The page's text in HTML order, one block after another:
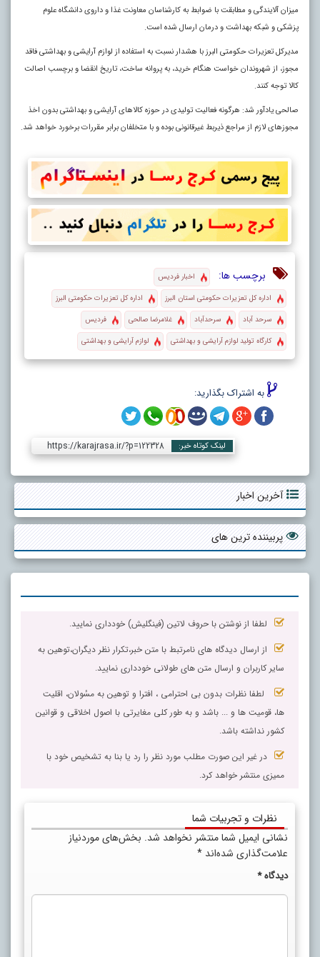
میزان آلایندگی و مطابقت با ضوابط به کارشناسان معاونت غذا و داروی دانشگاه علوم
پزشکی و شبکه بهداشت و درمان ارسال شده است.
مدیرکل تعزیرات حکومتی البرز با هشدار نسبت به استفاده از لوازم آرایشی و بهداشتی فاقد
مجوز، از شهروندان خواست هنگام خرید، به پروانه ساخت، تاریخ انقضا و برچسب اصالت
کالا توجه کنند.
صالحی یادآور شد: هرگونه فعالیت تولیدی در حوزه کالاهای آرایشی و بهداشتی بدون اخذ
مجوزهای لازم از مراجع ذیربط غیرقانونی بوده و با متخلفان برابر مقررات برخورد خواهد شد.
برچسب ها:
اخبار فردیس
اداره کل تعزیرات حکومتی استان البرز
اداره کل تعزیرات حکومتی البرز
سرحد آباد
سرحدآباد غلامرضا صالحی
فردیس
کارگاه تولید لوازم آرایشی و بهداشتی
لوازم آرایشی و بهداشتی
به اشتراک بگذارید:
لینک کوتاه خبر: https://karajrasa.ir/?p=122328
آخرین اخبار
پربیننده ترین های
لطفا از نوشتن با حروف لاتین (فینگلیش) خودداری نمایید.
از ارسال دیدگاه های نامرتبط با متن خبر،تکرار نظر دیگران،توهین به
سایر کاربران و ارسال متن های طولانی خودداری نمایید.
لطفا نظرات بدون بی احترامی ، افترا و توهین به مسٔولان، اقلیت
ها، قومیت ها و ... باشد و به طور کلی مغایرتی با اصول اخلاقی و قوانین
کشور نداشته باشد.
در غیر این صورت مطلب مورد نظر را رد یا بنا به تشخیص خود با
ممیزی منتشر خواهد کرد.
نظرات و تجربیات شما
نشانی ایمیل شما منتشر نخواهد شد. بخش‌های موردنیاز
علامت‌گذاری شده‌اند *
دیدگاه*